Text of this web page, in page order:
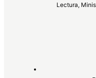
Lectura,